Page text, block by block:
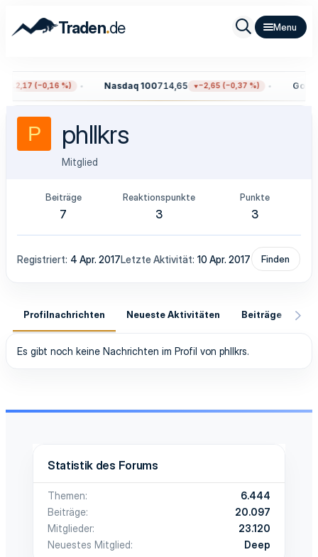
Traden.de
−12,17 (−0,16 %) Nasdaq 100714,65 −2,65 (−0,37 %) Gold
P phllkrs
Mitglied
Beiträge
7
Reaktionspunkte
3
Punkte
3
Registriert 4 Apr. 2017Letzte Aktivität 10 Apr. 2017 Finden
Profilnachrichten Neueste Aktivitäten Beiträge
Es gibt noch keine Nachrichten im Profil von phllkrs.
Statistik des Forums
Themen
6.444
Beiträge
20.097
Mitglieder
23.120
Neuestes Mitglied
Deep